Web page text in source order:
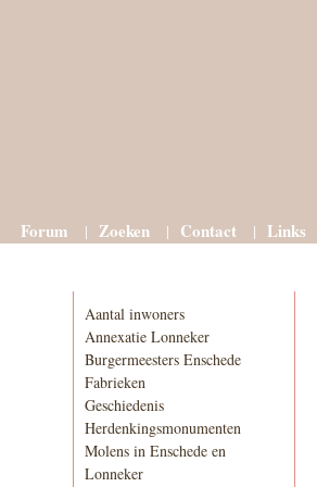
Forum Zoeken Contact Links
Aantal inwoners
Annexatie Lonneker
Burgermeesters Enschede
Fabrieken
Geschiedenis
Herdenkingsmonumenten
Molens in Enschede en
Lonneker